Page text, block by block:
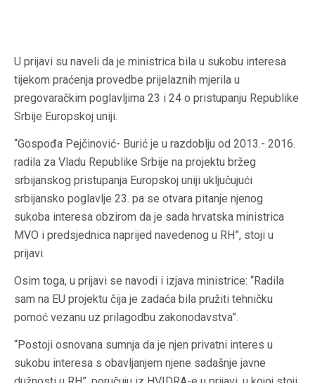
U prijavi su naveli da je ministrica bila u sukobu interesa
tijekom praćenja provedbe prijelaznih mjerila u
pregovaračkim poglavljima 23 i 24 o pristupanju Republike
Srbije Europskoj uniji.
“Gospođa Pejčinović- Burić je u razdoblju od 2013.- 2016.
radila za Vladu Republike Srbije na projektu bržeg
srbijanskog pristupanja Europskoj uniji uključujući
srbijansko poglavlje 23. pa se otvara pitanje njenog
sukoba interesa obzirom da je sada hrvatska ministrica
MVO i predsjednica naprijed navedenog u RH”, stoji u
prijavi.
Osim toga, u prijavi se navodi i izjava ministrice: “Radila
sam na EU projektu čija je zadaća bila pružiti tehničku
pomoć vezanu uz prilagodbu zakonodavstva”.
“Postoji osnovana sumnja da je njen privatni interes u
sukobu interesa s obavljanjem njene sadašnje javne